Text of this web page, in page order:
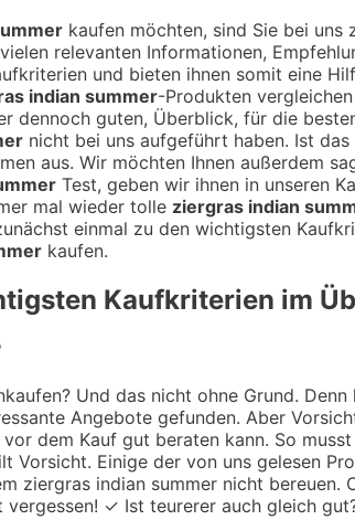
kaufen möchten, sind Sie bei
relevanten Informationen,
und bieten ihnen somit eine
indian summer-Produkten
dennoch guten, Überblick, für die
nicht bei uns aufgeführt haben. Ist
aus. Wir möchten Ihnen außerdem
Test, geben wir ihnen in unseren
mal wieder tolle ziergras indian
einmal zu den wichtigsten
kaufen.
Kaufkriterien im
Und das nicht ohne Grund.
Angebote gefunden. Aber
dem Kauf gut beraten kann. So
Einige der von uns gelesen
ziergras indian summer nicht bereuen.
✓ Ist teurerer auch gleich